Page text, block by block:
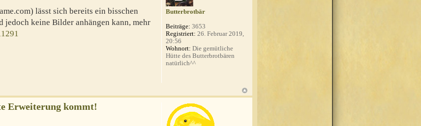
lässt sich bereits ein bisschen
jedoch keine Bilder anhängen kann, mehr
Butterbrotbär
Beiträge: 3653
Registriert: 26. Februar 2019,
20:56
Wohnort: Die gemütliche
Hütte des Butterbrotbären
natürlich^^
Erweiterung kommt!